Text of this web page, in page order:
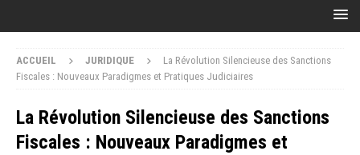
ACCUEIL JURIDIQUE
La Révolution Silencieuse des Sanctions
Fiscales : Nouveaux Paradigmes et Pratiques Judiciaires
La Révolution Silencieuse des Sanctions
Fiscales : Nouveaux Paradigmes et